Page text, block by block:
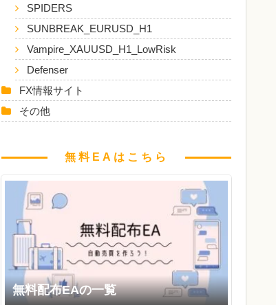
SPIDERS
SUNBREAK_EURUSD_H1
Vampire_XAUUSD_H1_LowRisk
Defenser
FX情報サイト
その他
無料EAはこちら
無料配布EAの一覧